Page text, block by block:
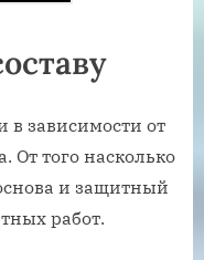
в зависимости от
От того насколько
и защитный
работ.